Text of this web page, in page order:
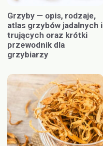
Grzyby — opis, rodzaje,
atlas grzybów jadalnych i
trujących oraz krótki
przewodnik dla
grzybiarzy